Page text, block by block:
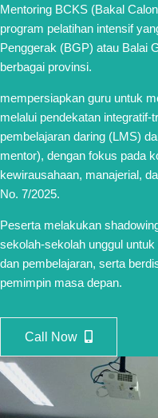
Mentoring BCKS (Bakal
program pelatihan intensif
Penggerak (BGP) atau Balai
berbagai provinsi.
mempersiapkan guru untuk
melalui pendekatan
pembelajaran daring (LMS)
mentor), dengan fokus pada
kewirausahaan, manajerial,
No. 7/2025.
Peserta melakukan
sekolah-sekolah unggul
dan pembelajaran, serta
pemimpin masa depan.
Call Now